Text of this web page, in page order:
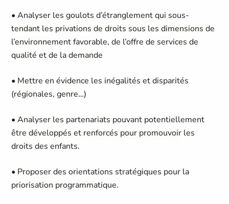
• Analyser les goulots d’étranglement qui sous-
tendant les privations de droits sous les dimensions de
l’environnement favorable, de l’offre de services de
qualité et de la demande
• Mettre en évidence les inégalités et disparités
(régionales, genre…)
• Analyser les partenariats pouvant potentiellement
être développés et renforcés pour promouvoir les
droits des enfants.
• Proposer des orientations stratégiques pour la
priorisation programmatique.